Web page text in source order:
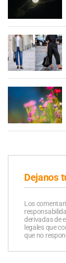
Dejanos
Los
derivadas de
legales que
que no